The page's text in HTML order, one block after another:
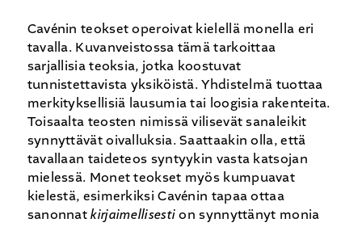
Cavénin teokset operoivat kielellä monella eri
tavalla. Kuvanveistossa tämä tarkoittaa
sarjallisia teoksia, jotka koostuvat
tunnistettavista yksiköistä. Yhdistelmä tuottaa
merkityksellisiä lausumia tai loogisia rakenteita.
Toisaalta teosten nimissä vilisevät sanaleikit
synnyttävät oivalluksia. Saattaakin olla, että
tavallaan taideteos syntyykin vasta katsojan
mielessä. Monet teokset myös kumpuavat
kielestä, esimerkiksi Cavénin tapaa ottaa
sanonnatkirjaimellisestion synnyttänyt monia